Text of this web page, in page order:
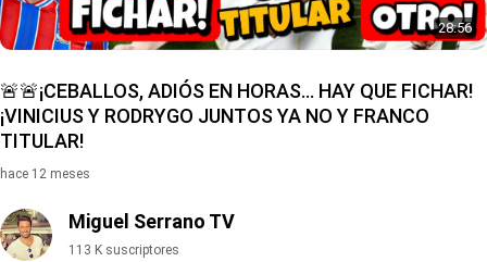
28:56
🚨🚨¡CEBALLOS, ADIÓS EN HORAS… HAY QUE FICHAR!
¡VINICIUS Y RODRYGO JUNTOS YA NO Y FRANCO
TITULAR!
hace 12 meses
Miguel Serrano TV
113 K suscriptores